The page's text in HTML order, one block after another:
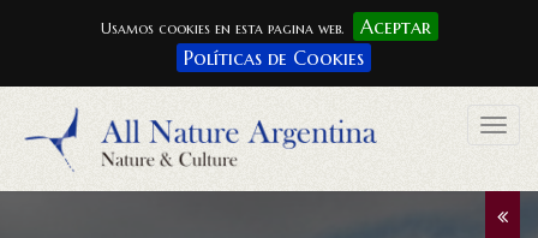
Usamos cookies en esta pagina web.
Aceptar
Políticas de Cookies